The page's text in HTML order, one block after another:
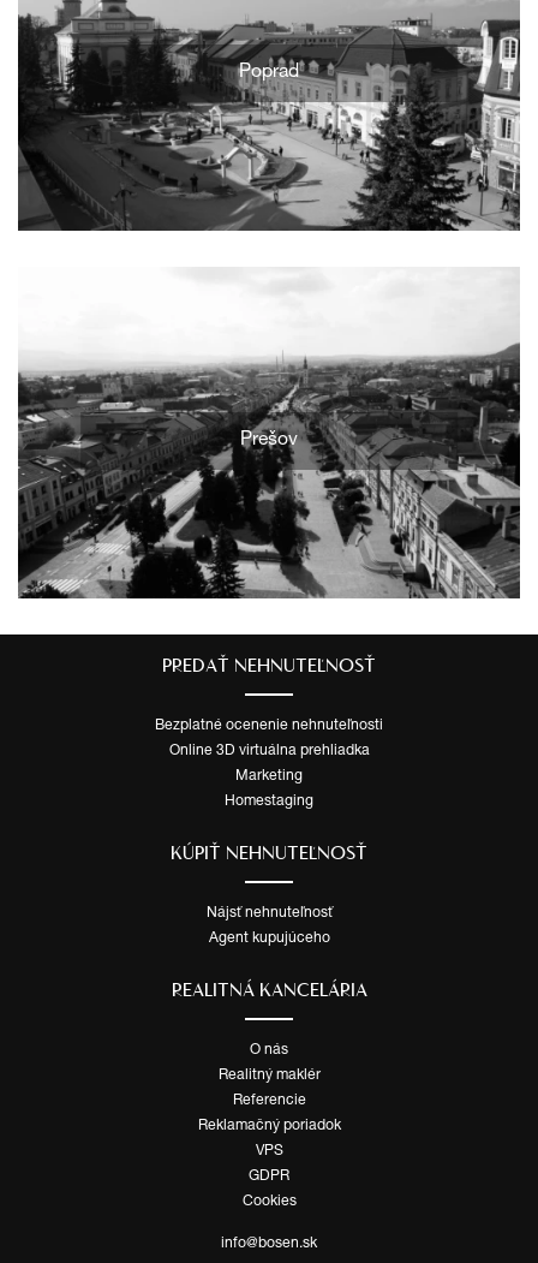
Poprad
Prešov
PREDAŤ NEHNUTEĽNOSŤ
Bezplatné ocenenie nehnuteľnosti
Online 3D virtuálna prehliadka
Marketing
Homestaging
KÚPIŤ NEHNUTEĽNOSŤ
Nájsť nehnuteľnosť
Agent kupujúceho
REALITNÁ KANCELÁRIA
O nás
Realitný maklér
Referencie
Reklamačný poriadok
VPS
GDPR
Cookies
info@bosen.sk